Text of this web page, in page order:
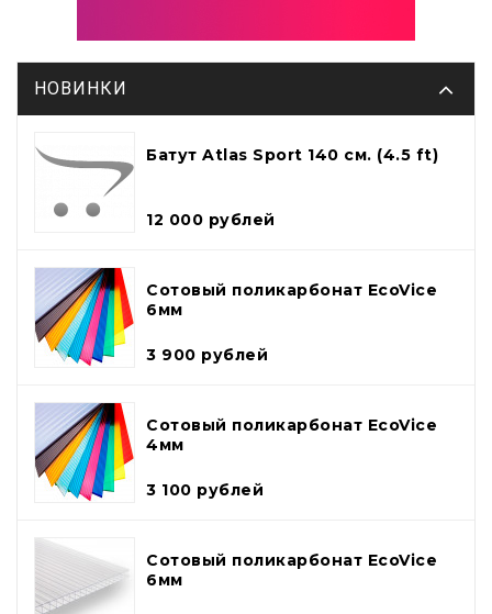
НОВИНКИ
Батут Atlas Sport 140 см. (4.5 ft)
12 000 рублей
Сотовый поликарбонат EcoVice
6мм
3 900 рублей
Сотовый поликарбонат EcoVice
4мм
3 100 рублей
Сотовый поликарбонат EcoVice
6мм